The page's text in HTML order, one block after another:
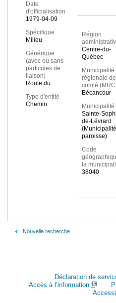
Date
d'officialisation
1979-04-09
Spécifique
Milieu
Générique
(avec ou sans
particules de
liaison)
Route du
Type d'entité
Chemin
Région
Centre-du-
Québec
Municipalité
régionale de
comté
Bécancour
Municipalité
Sainte-
de-Lévrard
paroisse)
Code
la
38040
Nouvelle recherche
Déclaration de
Accès à l’information